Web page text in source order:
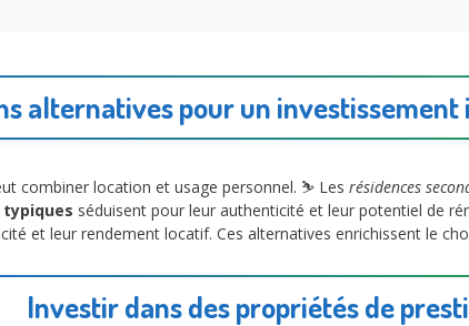
alternatives pour un
combiner location et usage personnel. ⛷️ Les résidences
séduisent pour leur authenticité et leur potentiel de
et leur rendement locatif. Ces alternatives enrichissent le
Investir dans des propriétés de